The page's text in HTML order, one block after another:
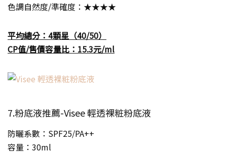
色調自然度/準確度：★★★★
平均總分：4顆星（40/50）
CP值/售價容量比：15.3元/ml
7.粉底液推薦-Visee 輕透裸粧粉底液
防曬系數：SPF25/PA++
容量：30ml